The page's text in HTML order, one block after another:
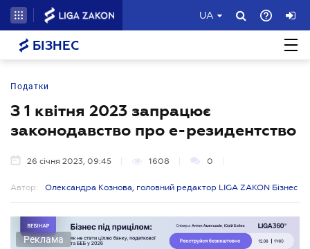
UA
БІЗНЕС
Податки
З 1 квітня 2023 запрацює
законодавство про е-резидентство
26 січня 2023, 09:45 1608 0
Автор: Олександра Кознова, головний редактор LIGA ZAKON Бізнес
Реклама